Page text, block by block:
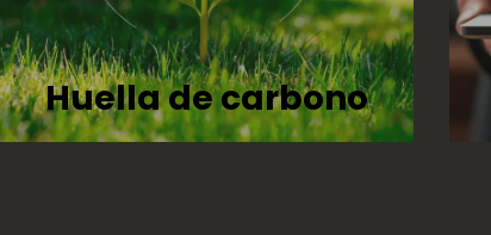
Huella de carbono